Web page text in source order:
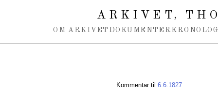
ARKIVET,
OM ARKIVET DOKUMENTER
Kommentar til 6.6.1827